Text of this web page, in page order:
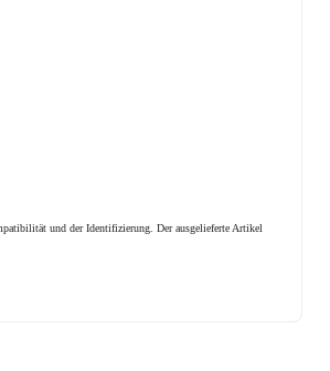
und der Identifizierung. Der ausgelieferte Artikel